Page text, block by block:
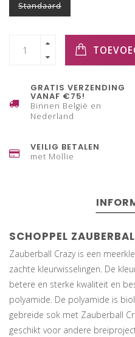
Standaard
GRATIS VERZENDING
VANAF €75!
Binnen België en
Nederland
VEILIG BETALEN
met Mollie
SCHOPPEL
Zauberball Crazy is een
zachte kleurwisselingen. De
betere en sterke kwaliteit en
polyamide. De polyamide is
gebreide sok met Zauberball
geschikt voor andere